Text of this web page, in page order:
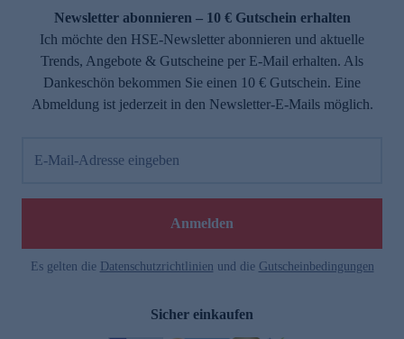
Newsletter abonnieren – 10 € Gutschein erhalten
Ich möchte den HSE-Newsletter abonnieren und aktuelle
Trends, Angebote & Gutscheine per E-Mail erhalten. Als
Dankeschön bekommen Sie einen 10 € Gutschein. Eine
Abmeldung ist jederzeit in den Newsletter-E-Mails möglich.
E-Mail-Adresse eingeben
Anmelden
Es gelten die Datenschutzrichtlinien und die Gutscheinbedingungen
Sicher einkaufen